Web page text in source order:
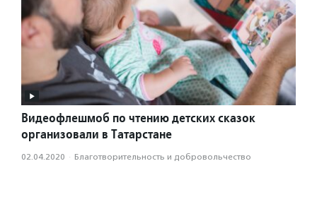
Видеофлешмоб по чтению детских сказок
организовали в Татарстане
02.04.2020 · Благотвори­тель­ность и доброволь­чест­во